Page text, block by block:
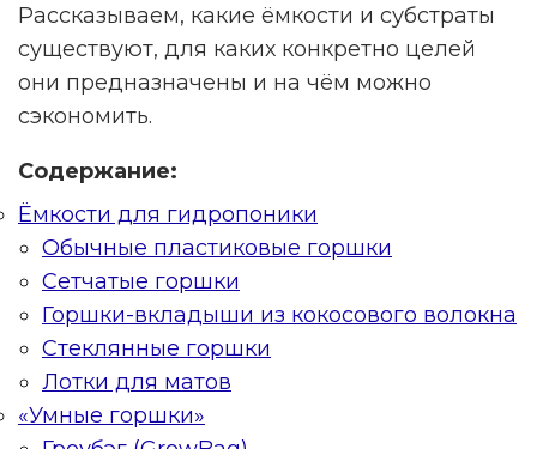
Рассказываем, какие ёмкости и субстраты
существуют, для каких конкретно целей
они предназначены и на чём можно
сэкономить.
Содержание:
Ёмкости для гидропоники
Обычные пластиковые горшки
Сетчатые горшки
Горшки-вкладыши из кокосового волокна
Стеклянные горшки
Лотки для матов
«Умные горшки»